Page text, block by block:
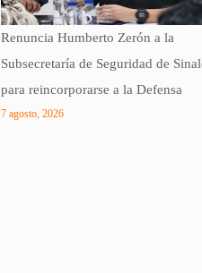
Renuncia Humberto Zerón a la
Subsecretaría de Seguridad de
para reincorporarse a la Defensa
7 agosto, 2026